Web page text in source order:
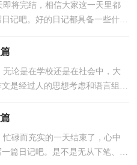
将完结，相信大家这一天里都
记吧。好的日记都具备一些什么
论是在学校还是在社会中，大
是经过人的思想考虑和语言组
碌而充实的一天结束了，心中
篇日记吧。是不是无从下笔、没